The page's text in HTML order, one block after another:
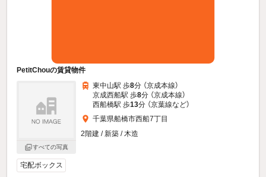
PetitChouの賃貸物件
すべての写真
東中山駅 歩8分 （京成本線）
京成西船駅 歩8分 （京成本線）
西船橋駅 歩13分 （京葉線など）
千葉県船橋市西船7丁目
2階建 / 新築 / 木造
宅配ボックス